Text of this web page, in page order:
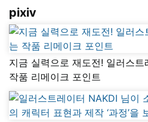
pixiv
지금 실력으로 재도전! 일러스
작품 리메이크 포인트